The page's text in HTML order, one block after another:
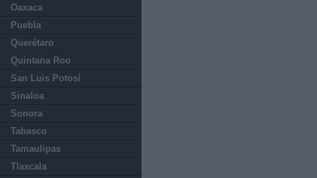
Oaxaca
Puebla
Querétaro
Quintana Roo
San Luis Potosí
Sinaloa
Sonora
Tabasco
Tamaulipas
Tlaxcala